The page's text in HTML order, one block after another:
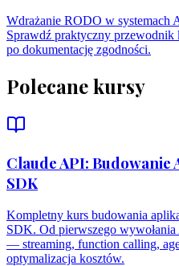
Wdrażanie RODO w systemach
Sprawdź praktyczny
po dokumentację zgodności.
Polecane kursy
Claude API:
SDK
Kompletny kurs budowania
SDK. Od pierwszego
— streaming, function calling,
optymalizacja kosztów.